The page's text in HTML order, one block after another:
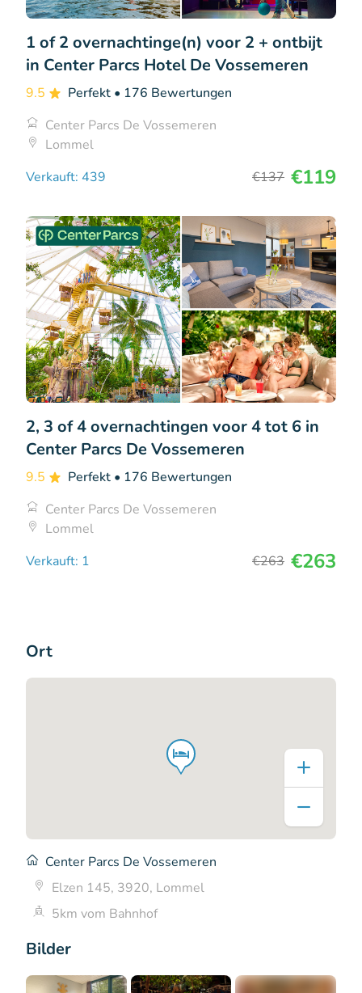
1 of 2 overnachtinge(n) voor 2 + ontbijt
in Center Parcs Hotel De Vossemeren
9.5 Perfekt • 176 Bewertungen
Center Parcs De Vossemeren
Lommel
Verkauft: 439
€137 €119
2, 3 of 4 overnachtingen voor 4 tot 6 in
Center Parcs De Vossemeren
9.5 Perfekt • 176 Bewertungen
Center Parcs De Vossemeren
Lommel
Verkauft: 1
€263 €263
Bilder
Ort
Center Parcs De Vossemeren
Elzen 145, 3920, Lommel
5km vom Bahnhof